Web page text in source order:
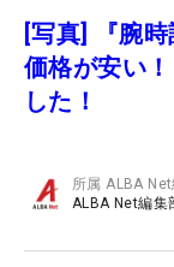
[写真] 『腕時
価格が安い
した！
所属ALBA
ALBA Net編集